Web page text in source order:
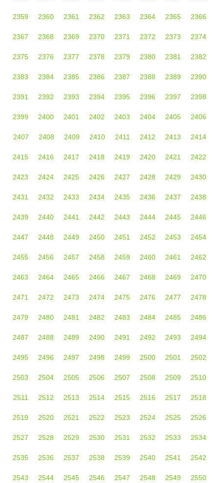
2359 2360 2361 2362 2363 2364 2365 2366
2367 2368 2369 2370 2371 2372 2373 2374
2375 2376 2377 2378 2379 2380 2381 2382
2383 2384 2385 2386 2387 2388 2389 2390
2391 2392 2393 2394 2395 2396 2397 2398
2399 2400 2401 2402 2403 2404 2405 2406
2407 2408 2409 2410 2411 2412 2413 2414
2415 2416 2417 2418 2419 2420 2421 2422
2423 2424 2425 2426 2427 2428 2429 2430
2431 2432 2433 2434 2435 2436 2437 2438
2439 2440 2441 2442 2443 2444 2445 2446
2447 2448 2449 2450 2451 2452 2453 2454
2455 2456 2457 2458 2459 2460 2461 2462
2463 2464 2465 2466 2467 2468 2469 2470
2471 2472 2473 2474 2475 2476 2477 2478
2479 2480 2481 2482 2483 2484 2485 2486
2487 2488 2489 2490 2491 2492 2493 2494
2495 2496 2497 2498 2499 2500 2501 2502
2503 2504 2505 2506 2507 2508 2509 2510
2511 2512 2513 2514 2515 2516 2517 2518
2519 2520 2521 2522 2523 2524 2525 2526
2527 2528 2529 2530 2531 2532 2533 2534
2535 2536 2537 2538 2539 2540 2541 2542
2543 2544 2545 2546 2547 2548 2549 2550